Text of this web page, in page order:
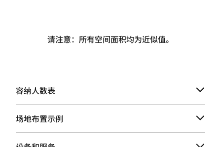
请注意：所有空间面积均为近似值。
容纳人数表
场地布置示例